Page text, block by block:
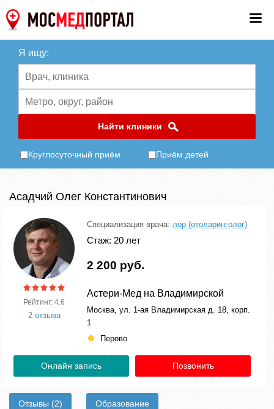
Я ищу:
Найти клиники
Круглосуточный приём Приём детей
Асадчий Олег Константинович
Рейтинг: 4.6
2 отзыва
Специализация врача: лор (отоларинголог)
Стаж: 20 лет
2 200 руб.
Астери-Мед на Владимирской
Москва, ул. 1-ая Владимирская д. 18, корп.
1
Перово
Онлайн запись Позвонить
Отзывы (2) Образование